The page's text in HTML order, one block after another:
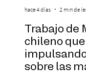
Trabajo de
chileno
sobre las
hace 4 días 2 min de